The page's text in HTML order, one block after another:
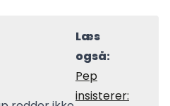
Læs
også:
Pep
insisterer: